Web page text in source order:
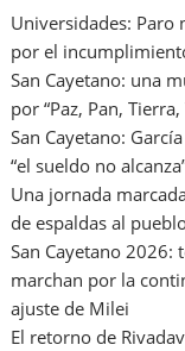
Universidades: Paro
por el
San Cayetano: una
por “Paz, Pan,
San Cayetano:
“el sueldo no
Una jornada
de espaldas al
San Cayetano 2026:
marchan por la
ajuste de Milei
El retorno de